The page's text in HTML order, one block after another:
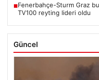
■Fenerbahçe-Sturm Graz
TV100 reyting lideri oldu
Güncel